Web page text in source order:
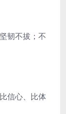
韧不拔；不
信心、比体